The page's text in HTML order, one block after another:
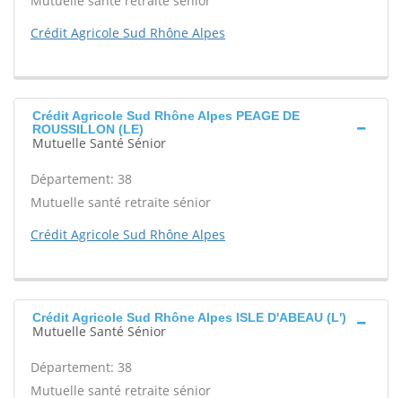
Crédit Agricole Sud Rhône Alpes
Crédit Agricole Sud Rhône Alpes PEAGE DE
ROUSSILLON (LE)
Mutuelle Santé Sénior
Département: 38
Mutuelle santé retraite sénior
Crédit Agricole Sud Rhône Alpes
Crédit Agricole Sud Rhône Alpes ISLE D'ABEAU (L')
Mutuelle Santé Sénior
Département: 38
Mutuelle santé retraite sénior